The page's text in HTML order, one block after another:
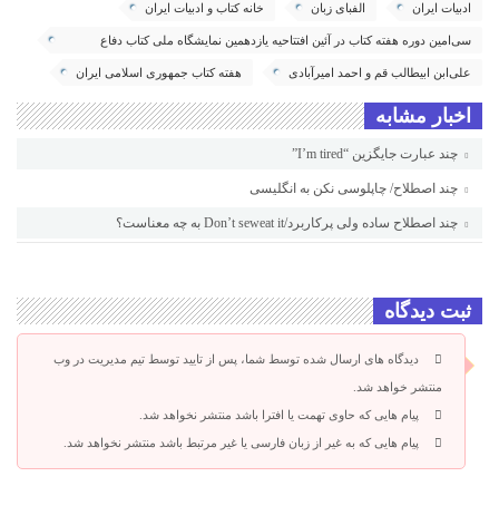
ادبیات ایران الفبای زبان خانه کتاب و ادبیات ایران
سی‌امین دوره هفته کتاب در آئین افتتاحیه یازدهمین نمایشگاه ملی کتاب دفاع
مقدس
علی‌ابن ابیطالب قم و احمد امیرآبادی هفته کتاب جمهوری اسلامی ایران
اخبار مشابه
چند عبارت جایگزین “I’m tired”
چند اصطلاح/ چاپلوسی نکن به انگلیسی
چند اصطلاح ساده ولی پرکاربرد/Don’t seweat it به چه معناست؟
ثبت دیدگاه
دیدگاه های ارسال شده توسط شما، پس از تایید توسط تیم مدیریت در وب
منتشر خواهد شد.
پیام هایی که حاوی تهمت یا افترا باشد منتشر نخواهد شد.
پیام هایی که به غیر از زبان فارسی یا غیر مرتبط باشد منتشر نخواهد شد.